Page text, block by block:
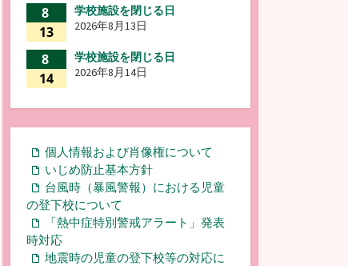
8
13
学校施設を閉じる日
2026年8月13日
8
14
学校施設を閉じる日
2026年8月14日
個人情報および肖像権について
いじめ防止基本方針
台風時（暴風警報）における児童
の登下校について
「熱中症特別警戒アラート」発表
時対応
地震時の児童の登下校等の対応に